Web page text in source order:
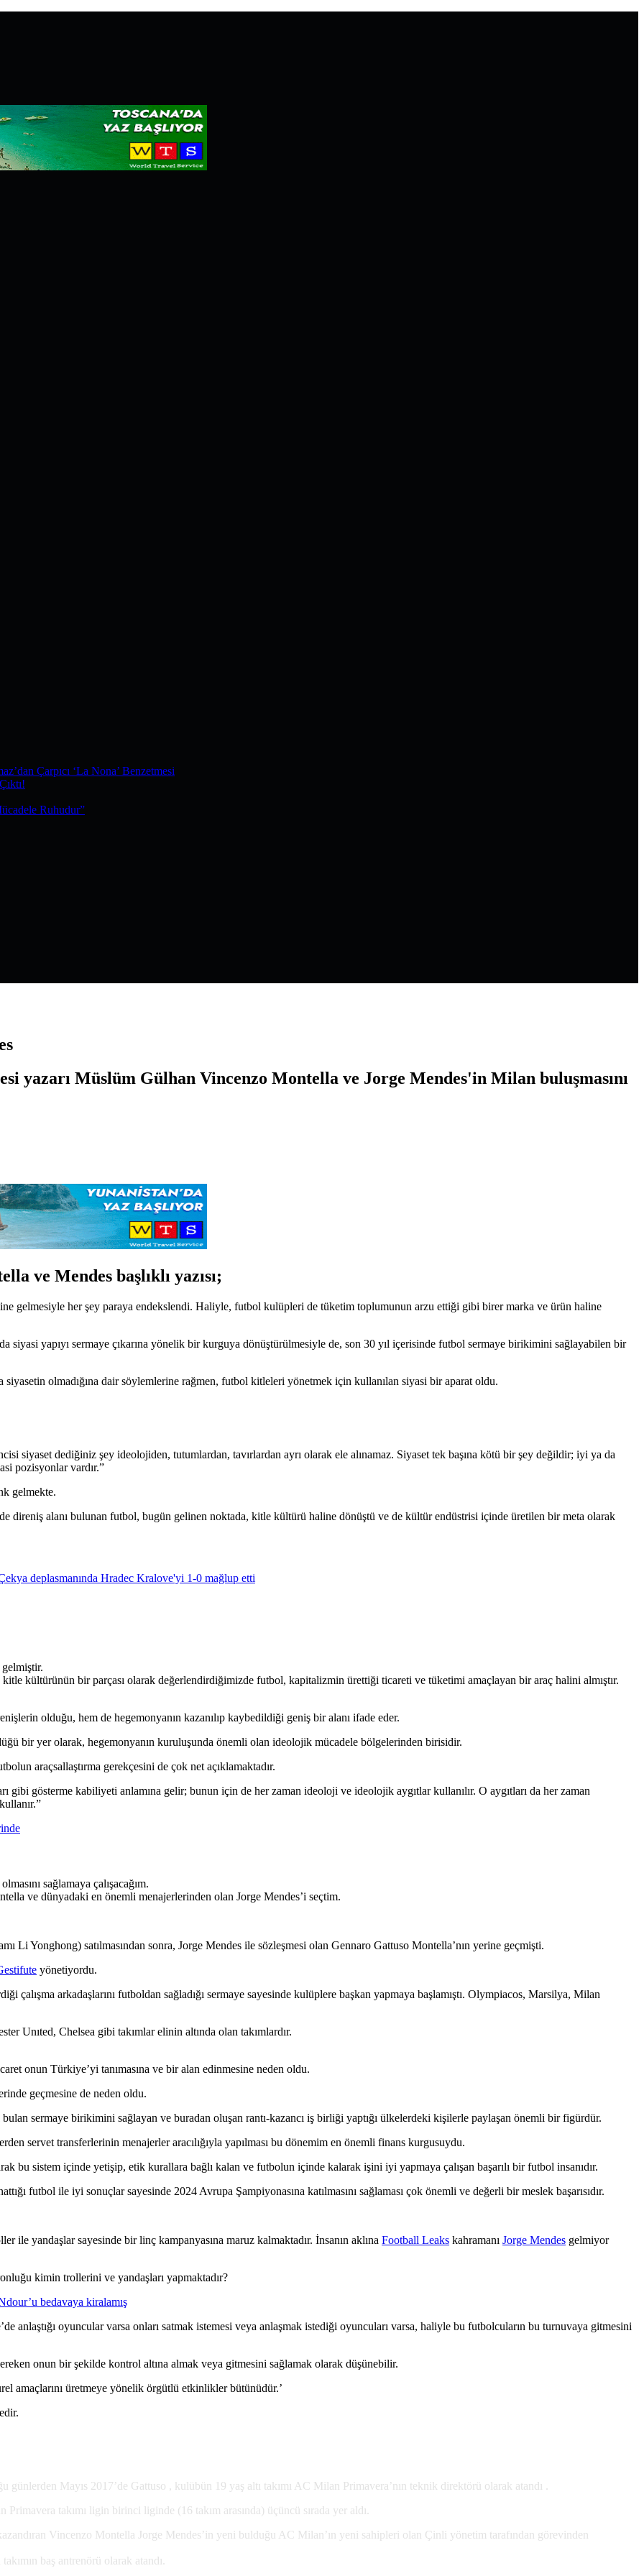
Çarpıcı ‘La Nona’ Benzetmesi
Ruhudur”
yazarı Müslüm Gülhan Vincenzo Montella ve Jorge Mendes'in Milan buluşmasını
ve Mendes başlıklı yazısı;
gelmesiyle her şey paraya endekslendi. Haliyle, futbol kulüpleri de tüketim toplumunun arzu ettiği gibi birer marka ve ürün haline
siyasi yapıyı sermaye çıkarına yönelik bir kurguya dönüştürülmesiyle de, son 30 yıl içerisinde futbol sermaye birikimini sağlayabilen bir
siyasetin olmadığına dair söylemlerine rağmen, futbol kitleleri yönetmek için kullanılan siyasi bir aparat oldu.
dediğiniz şey ideolojiden, tutumlardan, tavırlardan ayrı olarak ele alınamaz. Siyaset tek başına kötü bir şey değildir; iyi ya da
pozisyonlar vardır.”
gelmekte.
direniş alanı bulunan futbol, bugün gelinen noktada, kitle kültürü haline dönüştü ve de kültür endüstrisi içinde üretilen bir meta olarak
gelmiştir.
kültürünün bir parçası olarak değerlendirdiğimizde futbol, kapitalizmin ürettiği ticareti ve tüketimi amaçlayan bir araç halini almıştır.
olduğu, hem de hegemonyanın kazanılıp kaybedildiği geniş bir alanı ifade eder.
bir yer olarak, hegemonyanın kuruluşunda önemli olan ideolojik mücadele bölgelerinden birisidir.
araçsallaştırma gerekçesini de çok net açıklamaktadır.
gibi gösterme kabiliyeti anlamına gelir; bunun için de her zaman ideoloji ve ideolojik aygıtlar kullanılır. O aygıtları da her zaman
sağlamaya çalışacağım.
ve dünyadaki en önemli menajerlerinden olan Jorge Mendes’i seçtim.
Li Yonghong) satılmasından sonra, Jorge Mendes ile sözleşmesi olan Gennaro Gattuso Montella’nın yerine geçmişti.
yönetiyordu.
çalışma arkadaşlarını futboldan sağladığı sermaye sayesinde kulüplere başkan yapmaya başlamıştı. Olympiacos, Marsilya, Milan
Unıted, Chelsea gibi takımlar elinin altında olan takımlardır.
onun Türkiye’yi tanımasına ve bir alan edinmesine neden oldu.
geçmesine de neden oldu.
sermaye birikimini sağlayan ve buradan oluşan rantı-kazancı iş birliği yaptığı ülkelerdeki kişilerle paylaşan önemli bir figürdür.
servet transferlerinin menajerler aracılığıyla yapılması bu dönemim en önemli finans kurgusuydu.
bu sistem içinde yetişip, etik kurallara bağlı kalan ve futbolun içinde kalarak işini iyi yapmaya çalışan başarılı bir futbol insanıdır.
futbol ile iyi sonuçlar sayesinde 2024 Avrupa Şampiyonasına katılmasını sağlaması çok önemli ve değerli bir meslek başarısıdır.
yandaşlar sayesinde bir linç kampanyasına maruz kalmaktadır. İnsanın aklına Football Leaks kahramanı Jorge Mendes gelmiyor
kimin trollerini ve yandaşları yapmaktadır?
bedavaya kiralamış
anlaştığı oyuncular varsa onları satmak istemesi veya anlaşmak istediği oyuncuları varsa, haliyle bu futbolcuların bu turnuvaya gitmesini
onun bir şekilde kontrol altına almak veya gitmesini sağlamak olarak düşünebilir.
amaçlarını üretmeye yönelik örgütlü etkinlikler bütünüdür.’
günlerden Mayıs 2017’de Gattuso , kulübün 19 yaş altı takımı AC Milan Primavera’nın teknik direktörü olarak atandı .
takımı ligin birinci liginde (16 takım arasında) üçüncü sırada yer aldı.
Vincenzo Montella Jorge Mendes’in yeni bulduğu AC Milan’ın yeni sahipleri olan Çinli yönetim tarafından görevinden
baş antrenörü olarak atandı.